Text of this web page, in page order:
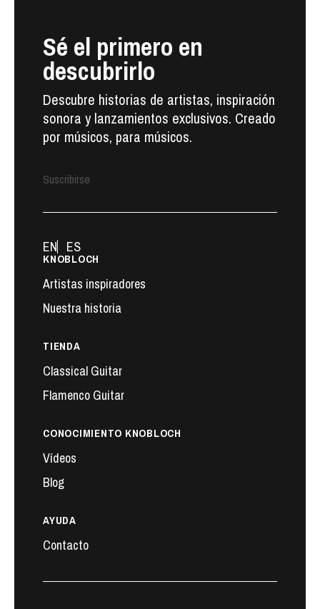
Sé el primero en
descubrirlo
Descubre historias de artistas, inspiración
sonora y lanzamientos exclusivos. Creado
por músicos, para músicos.
Suscribirse
KNOBLOCH
Artistas inspiradores
Nuestra historia
TIENDA
Classical Guitar
Flamenco Guitar
CONOCIMIENTO KNOBLOCH
Vídeos
Blog
AYUDA
Contacto
EN ES